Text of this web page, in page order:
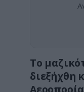
Το
διεξήχθη